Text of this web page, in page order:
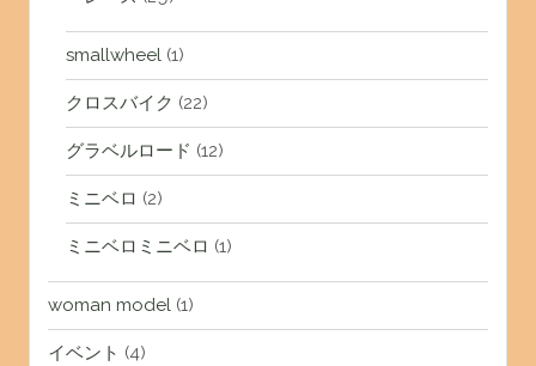
smallwheel(1)
クロスバイク (22)
グラベルロード (12)
ミニベロ (2)
ミニベロミニベロ (1)
woman model(1)
イベント (4)